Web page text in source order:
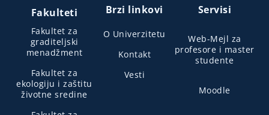
Fakulteti
Fakultet za
graditeljski
menadžment
Fakultet za
ekologiju i zaštitu
životne sredine
Brzi linkovi
O Univerzitetu
Kontakt
Vesti
Servisi
Web-Mejl za
profesore i master
studente
Moodle